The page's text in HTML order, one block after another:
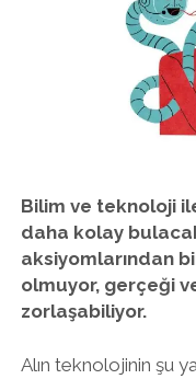
Bilim ve teknoloji
daha kolay
aksiyomlarından
olmuyor, gerçeği
zorlaşabiliyor.
Alın teknolojinin şu